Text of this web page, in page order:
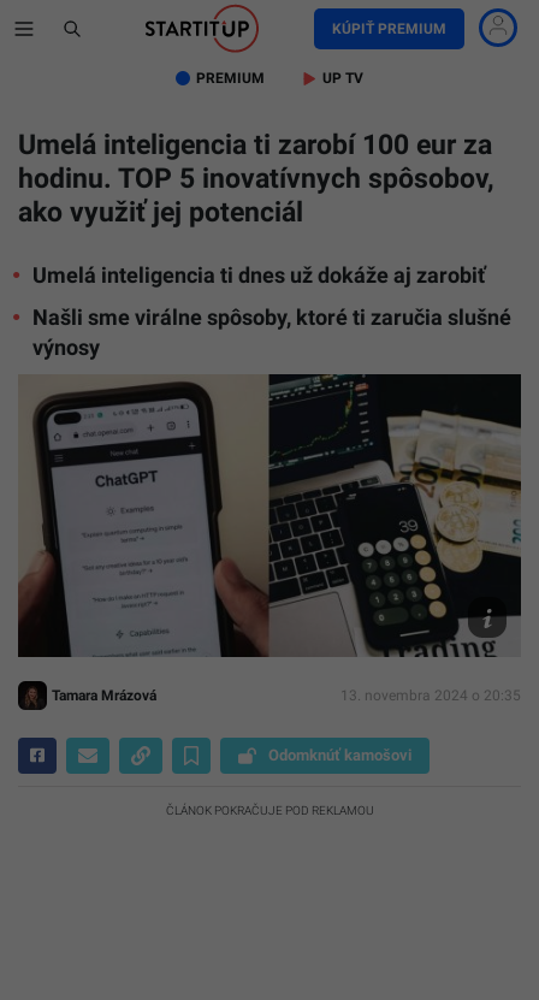
KÚPIŤ PREMIUM
PREMIUM UP TV
Umelá inteligencia ti zarobí 100 eur za
hodinu. TOP 5 inovatívnych spôsobov,
ako využiť jej potenciál
Umelá inteligencia ti dnes už dokáže aj zarobiť
Našli sme virálne spôsoby, ktoré ti zaručia slušné
výnosy
Tamara Mrázová 13. novembra 2024 o 20:35
Odomknúť kamošovi
ČLÁNOK POKRAČUJE POD REKLAMOU